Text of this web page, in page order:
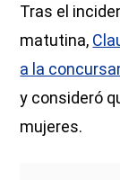
Tras el
matutina,
a la
y consideró
mujeres.